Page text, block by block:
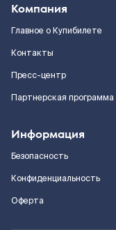
Компания
Главное о Купибилете
Контакты
Пресс-центр
Партнерская программа
Информация
Безопасность
Конфиденциальность
Оферта